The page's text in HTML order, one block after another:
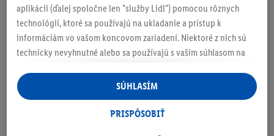
O produkte
aplikácii (ďalej spoločne len "služby Lidl") pomocou rôznych
technológií, ktoré sa používajú na ukladanie a prístup k
informáciám vo vašom koncovom zariadení. Niektoré z nich sú
technicky nevyhnutné alebo sa používajú s vaším súhlasom na
personalizovanú reklamu v rámci služieb Lidl aj mimo nich. Ak
ste účastníkom programu Lidl Plus, na tieto účely sa spracúvajú
aj údaje z vášho nákupného správania v obchode.
PRISPÔSOBIŤ
SÚHLASÍM